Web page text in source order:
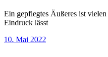
Ein gepflegtes Äußeres ist
Eindruck lässt
10. Mai 2022